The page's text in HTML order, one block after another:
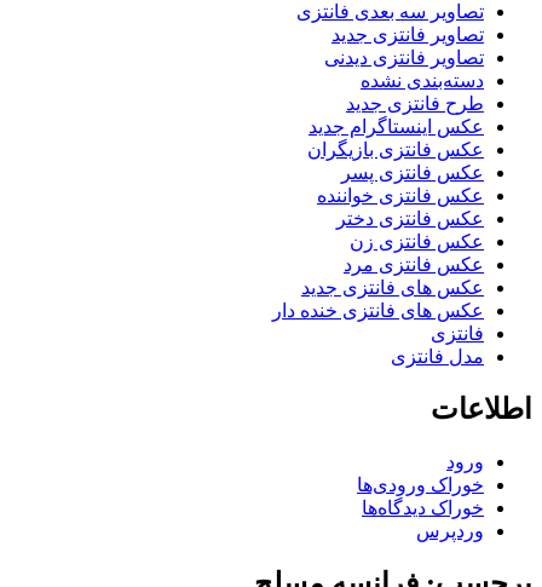
تصاویر سه بعدی فانتزی
تصاویر فانتزی جدید
تصاویر فانتزی دیدنی
دسته‌بندی نشده
طرح فانتزی جدید
عکس اینستاگرام جدید
عکس فانتزی بازیگران
عکس فانتزی پسر
عکس فانتزی خواننده
عکس فانتزی دختر
عکس فانتزی زن
عکس فانتزی مرد
عکس های فانتزی جدید
عکس های فانتزی خنده دار
فانتزی
مدل فانتزی
اطلاعات
ورود
خوراک ورودی‌ها
خوراک دیدگاه‌ها
وردپرس